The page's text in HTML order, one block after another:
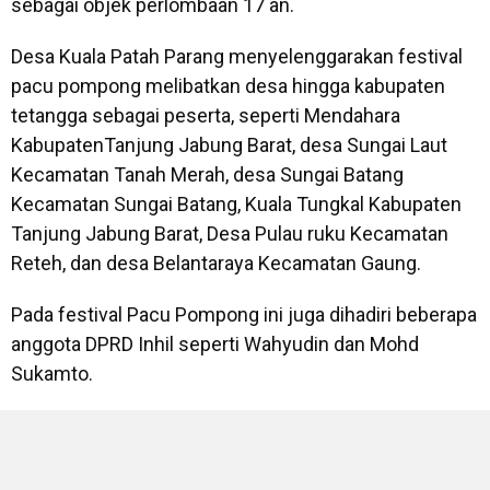
sebagai objek perlombaan 17 an.
Desa Kuala Patah Parang menyelenggarakan festival
pacu pompong melibatkan desa hingga kabupaten
tetangga sebagai peserta, seperti Mendahara
KabupatenTanjung Jabung Barat, desa Sungai Laut
Kecamatan Tanah Merah, desa Sungai Batang
Kecamatan Sungai Batang, Kuala Tungkal Kabupaten
Tanjung Jabung Barat, Desa Pulau ruku Kecamatan
Reteh, dan desa Belantaraya Kecamatan Gaung.
Pada festival Pacu Pompong ini juga dihadiri beberapa
anggota DPRD Inhil seperti Wahyudin dan Mohd
Sukamto.